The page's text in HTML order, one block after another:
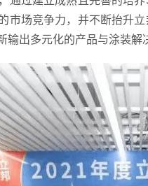
市场竞争力，并不断抬升
出多元化的产品与涂装